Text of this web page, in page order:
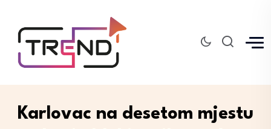
Karlovac na desetom mjestu